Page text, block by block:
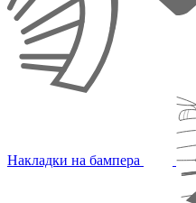
Накладки на бампера